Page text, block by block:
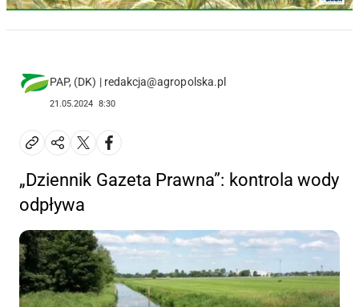
PAP, (DK) | redakcja@agropolska.pl
21.05.2024 8:30
„Dziennik Gazeta Prawna”: kontrola wody
odpływa